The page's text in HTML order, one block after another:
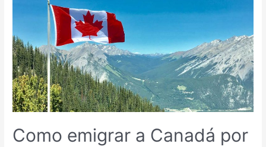
Como emigrar a Canadá por